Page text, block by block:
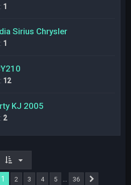
1
Sirius Chrysler
1
12
KJ 2005
2
1z 36
1 2 3 4 5 … 36